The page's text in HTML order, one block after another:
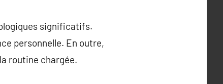
significatifs.
personnelle. En outre,
routine chargée.